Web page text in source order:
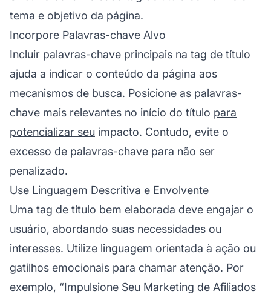
tema e objetivo da página.
Incorpore Palavras-chave Alvo
Incluir palavras-chave principais na tag de título
ajuda a indicar o conteúdo da página aos
mecanismos de busca. Posicione as palavras-
chave mais relevantes no início do título para
potencializar seu impacto. Contudo, evite o
excesso de palavras-chave para não ser
penalizado.
Use Linguagem Descritiva e Envolvente
Uma tag de título bem elaborada deve engajar o
usuário, abordando suas necessidades ou
interesses. Utilize linguagem orientada à ação ou
gatilhos emocionais para chamar atenção. Por
exemplo, “Impulsione Seu Marketing de Afiliados